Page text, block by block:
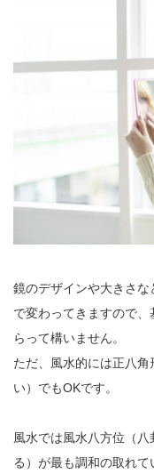
鏡のデザインや大きさ
で変わってきますので
らって構いません。
ただ、風水的には正八
い）でもOKです。
風水では風水八方位（
る）が最も調和の取れ